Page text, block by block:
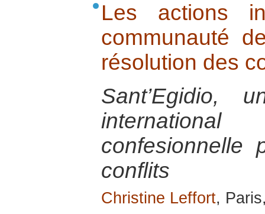
Les actions
communauté
résolution des
Sant’Egidio,
confesionnelle
conflits
Christine Leffort,